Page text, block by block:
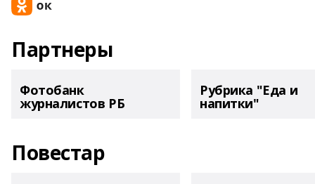
Партнеры
Фотобанк
журналистов РБ
Рубрика "Еда и
напитки"
Повестар